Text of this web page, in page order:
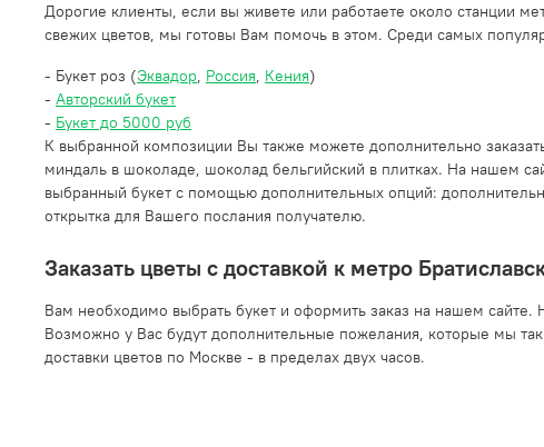
Дорогие клиенты, если вы живете или работаете около станции
свежих цветов, мы готовы Вам помочь в этом. Среди самых
- Букет роз (Эквадор, Россия, Кения)
- Авторский букет
- Букет до 5000 руб
К выбранной композиции Вы также можете дополнительно
миндаль в шоколаде, шоколад бельгийский в плитках. На нашем
выбранный букет с помощью дополнительных опций:
открытка для Вашего послания получателю.
Заказать цветы с доставкой к метро
Вам необходимо выбрать букет и оформить заказ на нашем сайте.
Возможно у Вас будут дополнительные пожелания, которые мы
доставки цветов по Москве - в пределах двух часов.